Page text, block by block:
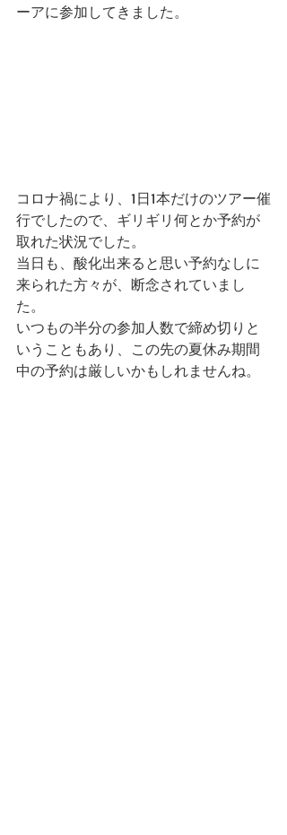
ーアに参加してきました。
コロナ禍により、1日1本だけのツアー催
行でしたので、ギリギリ何とか予約が
取れた状況でした。
当日も、酸化出来ると思い予約なしに
来られた方々が、断念されていまし
た。
いつもの半分の参加人数で締め切りと
いうこともあり、この先の夏休み期間
中の予約は厳しいかもしれませんね。